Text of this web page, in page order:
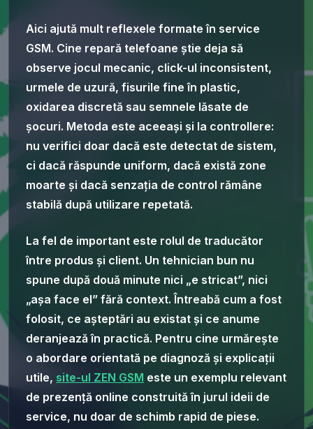
Aici ajută mult reflexele formate în service
GSM. Cine repară telefoane știe deja să
observe jocul mecanic, click-ul inconsistent,
urmele de uzură, fisurile fine în plastic,
oxidarea discretă sau semnele lăsate de
șocuri. Metoda este aceeași și la controllere:
nu verifici doar dacă este detectat de sistem,
ci dacă răspunde uniform, dacă există zone
moarte și dacă senzația de control rămâne
stabilă după utilizare repetată.
La fel de important este rolul de traducător
între produs și client. Un tehnician bun nu
spune după două minute nici „e stricat”, nici
„așa face el” fără context. Întreabă cum a fost
folosit, ce așteptări au existat și ce anume
deranjează în practică. Pentru cine urmărește
o abordare orientată pe diagnoză și explicații
utile, site-ul ZEN GSM este un exemplu relevant
de prezență online construită în jurul ideii de
service, nu doar de schimb rapid de piese.